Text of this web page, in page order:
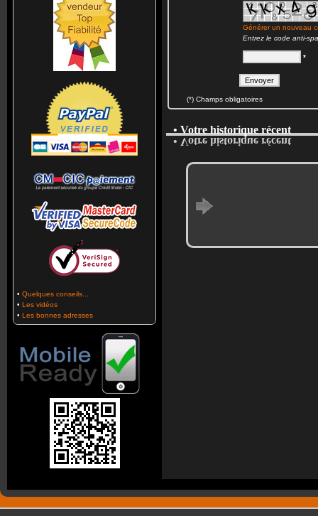
• Quelques conseils...
• Les vidéos
• Les bonnes adresses
Générer un nouveau
Entrez le code anti-
*
(*) Champs obligatoires
• Votre historique récent
• Votre historique récent